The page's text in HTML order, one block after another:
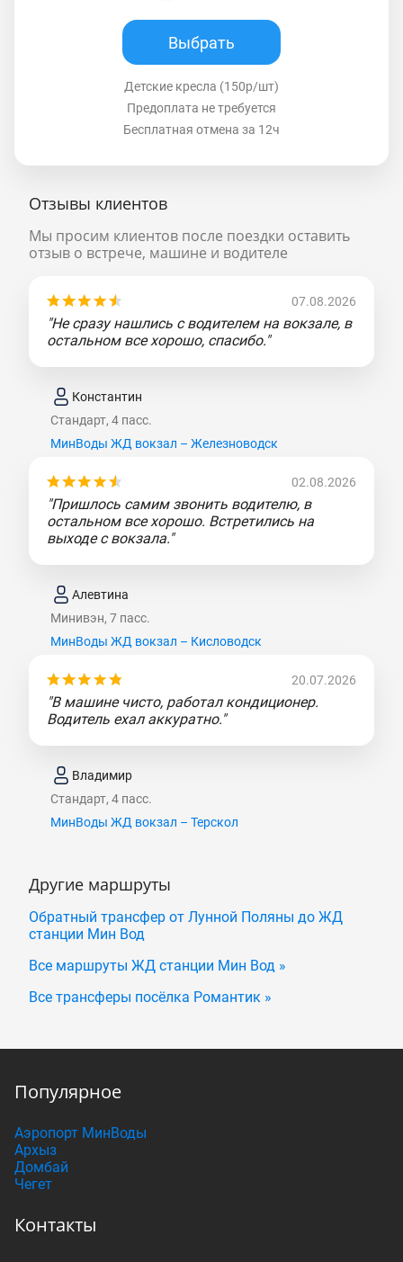
Выбрать
Детские кресла (150р/шт)
Предоплата не требуется
Бесплатная отмена за 12ч
Отзывы клиентов
Мы просим клиентов после поездки оставить
отзыв о встрече, машине и водителе
07.08.2026
"Не сразу нашлись с водителем на вокзале, в
остальном все хорошо, спасибо."
Константин
Стандарт, 4 пасс.
МинВоды ЖД вокзал – Железноводск
02.08.2026
"Пришлось самим звонить водителю, в
остальном все хорошо. Встретились на
выходе с вокзала."
Алевтина
Минивэн, 7 пасс.
МинВоды ЖД вокзал – Кисловодск
20.07.2026
"В машине чисто, работал кондиционер.
Водитель ехал аккуратно."
Владимир
Стандарт, 4 пасс.
МинВоды ЖД вокзал – Терскол
Другие маршруты
Обратный трансфер от Лунной Поляны до ЖД
станции Мин Вод
Все маршруты ЖД станции Мин Вод »
Все трансферы посёлка Романтик »
Популярное
Аэропорт МинВоды
Архыз
Домбай
Чегет
Контакты